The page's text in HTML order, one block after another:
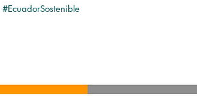
#EcuadorSostenible